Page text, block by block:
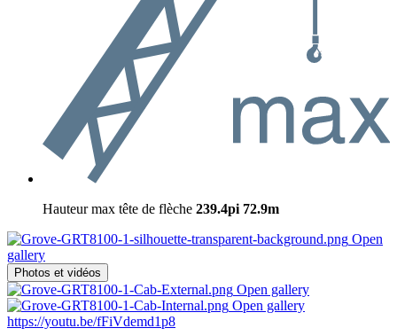
Hauteur max tête de flèche 239.4pi 72.9m
Open
gallery
Photos et vidéos
Open gallery
Open gallery
https://youtu.be/fFiVdemd1p8